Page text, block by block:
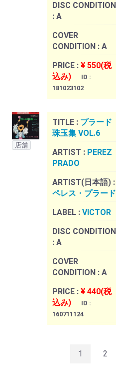
DISC CONDITION
: A
COVER
CONDITION : A
PRICE : ¥ 550(税
込み)
ID :
181023102
店舗
TITLE : プラード
珠玉集 VOL.6
ARTIST : PEREZ
PRADO
ARTIST(日本語) :
ペレス・プラード
LABEL : VICTOR
DISC CONDITION
: A
COVER
CONDITION : A
PRICE : ¥ 440(税
込み)
ID :
160711124
1 2